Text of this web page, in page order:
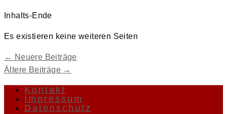
Inhalts-Ende
Es existieren keine weiteren Seiten
← Neuere Beiträge
Ältere Beiträge →
Kontakt
Impressum
Datenschutz